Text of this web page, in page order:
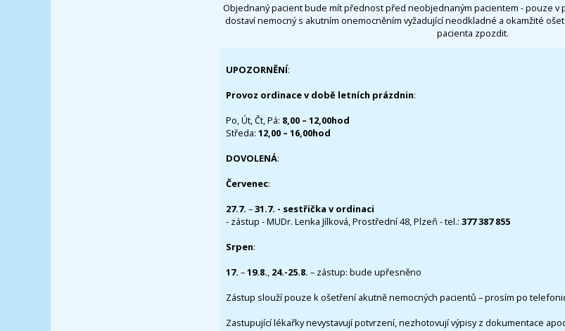
Objednaný pacient bude mít přednost před neobjednaným pacientem - pouze v
dostaví nemocný s akutním onemocněním vyžadující neodkladné a okamžité
pacienta zpozdit.
UPOZORNĚNÍ:
Provoz ordinace v době letních prázdnin:
Po, Út, Čt, Pá: 8,00 – 12,00hod
Středa: 12,00 – 16,00hod
DOVOLENÁ:
Červenec:
27.7. –31.7. - sestřička v ordinaci
- zástup - MUDr. Lenka Jílková, Prostřední 48, Plzeň - tel.: 377 387 855
Srpen:
17. –19.8., 24.-25.8. – zástup: bude upřesněno
Zástup slouží pouze k ošetření akutně nemocných pacientů – prosím po
Zastupující lékařky nevystavují potvrzení, nezhotovují výpisy z dokumentace